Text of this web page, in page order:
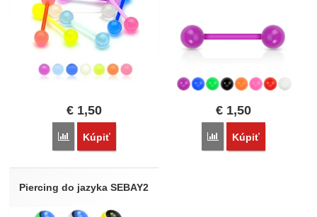
€ 1,50
Porovnať
Kúpiť
€1,50
Porovnať
Kúpiť
Piercing do jazyka SEBAY2